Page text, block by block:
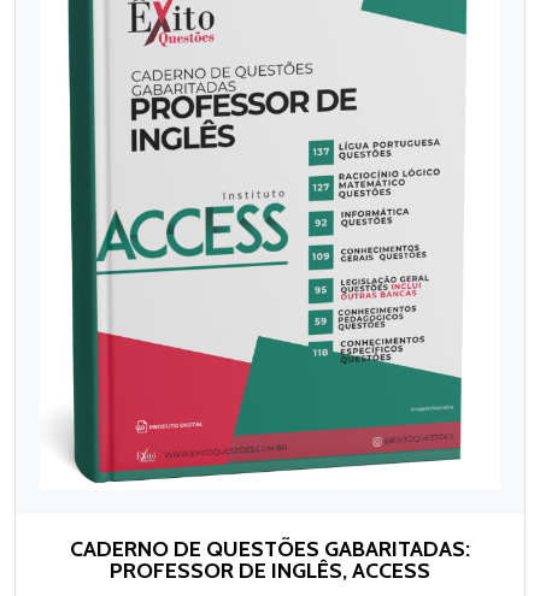
CADERNO DE QUESTÕES GABARITADAS:
PROFESSOR DE INGLÊS, ACCESS